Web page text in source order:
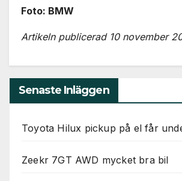
Foto: BMW
Artikeln publicerad 10 november
Senaste Inläggen
Toyota Hilux pickup på el får
Zeekr 7GT AWD mycket bra bil